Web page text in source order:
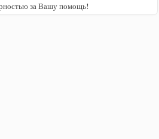
за Вашу помощь!